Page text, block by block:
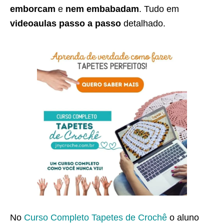
emborcam e nem embabadam. Tudo em
videoaulas passo a passo detalhado.
No Curso Completo Tapetes de Crochê o aluno